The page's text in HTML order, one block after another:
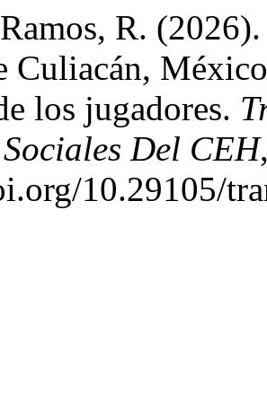
R.
Culiacán,
los jugadores.
Del CEH
10.29105/